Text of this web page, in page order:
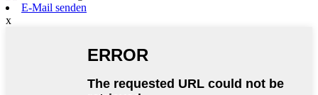
E-Mail senden
x